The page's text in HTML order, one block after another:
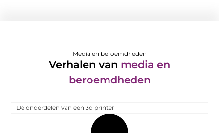
Media en beroemdheden
Verhalen van media en
beroemdheden
De onderdelen van een 3d printer